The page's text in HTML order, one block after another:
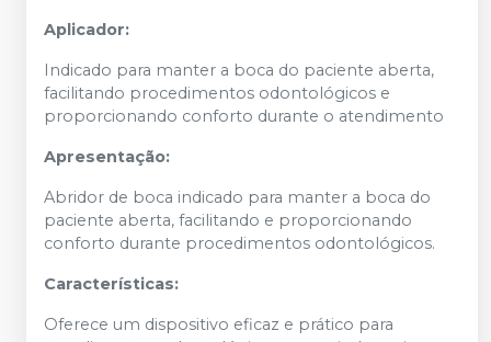
Aplicador:
Indicado para manter a boca do paciente aberta,
facilitando procedimentos odontológicos e
proporcionando conforto durante o atendimento
Apresentação:
Abridor de boca indicado para manter a boca do
paciente aberta, facilitando e proporcionando
conforto durante procedimentos odontológicos.
Características:
Oferece um dispositivo eficaz e prático para